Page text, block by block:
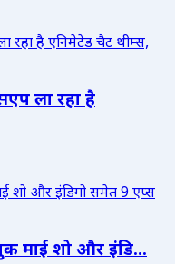
ला रहा है
माई शो और इंडि...